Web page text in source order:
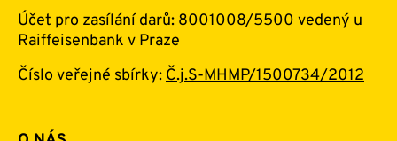
Účet pro zasílání darů: 8001008/5500 vedený u
Raiffeisenbank v Praze
Číslo veřejné sbírky:Č.j.S-MHMP/1500734/2012